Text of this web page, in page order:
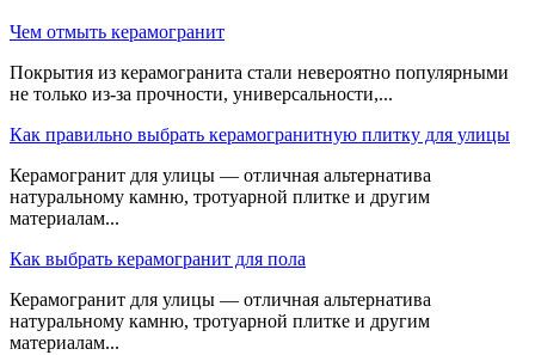
Чем отмыть керамогранит
Покрытия из керамогранита стали невероятно популярными
не только из-за прочности, универсальности,...
Как правильно выбрать керамогранитную плитку для улицы
Керамогранит для улицы — отличная альтернатива
натуральному камню, тротуарной плитке и другим
материалам...
Как выбрать керамогранит для пола
Керамогранит для улицы — отличная альтернатива
натуральному камню, тротуарной плитке и другим
материалам...